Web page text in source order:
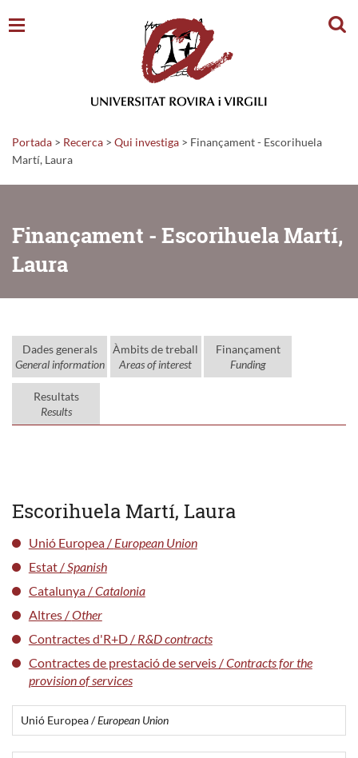
Portada > Recerca > Qui investiga > Finançament - Escorihuela
Martí, Laura
Finançament - Escorihuela Martí,
Laura
Dades generals
General information
Àmbits de treball
Areas of interest
Finançament
Funding
Resultats
Results
Escorihuela Martí, Laura
Unió Europea / European Union
Estat / Spanish
Catalunya /Catalonia
Altres /Other
Contractes d'R+D / R&D contracts
Contractes de prestació de serveis /Contracts for the
provision of services
Unió Europea /European Union